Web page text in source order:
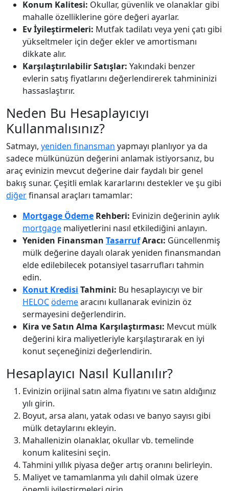
Konum Kalitesi: Okullar, güvenlik ve olanaklar gibi
mahalle özelliklerine göre değeri ayarlar.
Ev İyileştirmeleri: Mutfak tadilatı veya yeni çatı gibi
yükseltmeler için değer ekler ve amortismanı
dikkate alır.
Karşılaştırılabilir Satışlar: Yakındaki benzer
evlerin satış fiyatlarını değerlendirerek tahmininizi
hassaslaştırır.
Neden Bu Hesaplayıcıyı
Kullanmalısınız?
Satmayı, yeniden finansman yapmayı planlıyor ya da
sadece mülkünüzün değerini anlamak istiyorsanız, bu
araç evinizin mevcut değerine dair faydalı bir genel
bakış sunar. Çeşitli emlak kararlarını destekler ve şu gibi
diğerfinansal araçları tamamlar:
Mortgage Ödeme Rehberi: Evinizin değerinin aylık
mortgage maliyetlerini nasıl etkilediğini anlayın.
Yeniden Finansman TasarrufAracı: Güncellenmiş
mülk değerine dayalı olarak yeniden finansmandan
elde edilebilecek potansiyel tasarrufları tahmin
edin.
Konut Kredisi Tahmini: Bu hesaplayıcıyı ve bir
HELOCödemearacını kullanarak evinizin öz
sermayesini değerlendirin.
Kira ve Satın Alma Karşılaştırması: Mevcut mülk
değerini kira maliyetleriyle karşılaştırarak en iyi
konut seçeneğinizi değerlendirin.
Hesaplayıcı Nasıl Kullanılır?
Evinizin orijinal satın alma fiyatını ve satın aldığınız
yılı girin.
Boyut, arsa alanı, yatak odası ve banyo sayısı gibi
mülk detaylarını ekleyin.
Mahallenizin olanaklar, okullar vb. temelinde
konum kalitesini seçin.
Tahmini yıllık piyasa değer artış oranını belirleyin.
Maliyet ve tamamlanma yılı dahil olmak üzere